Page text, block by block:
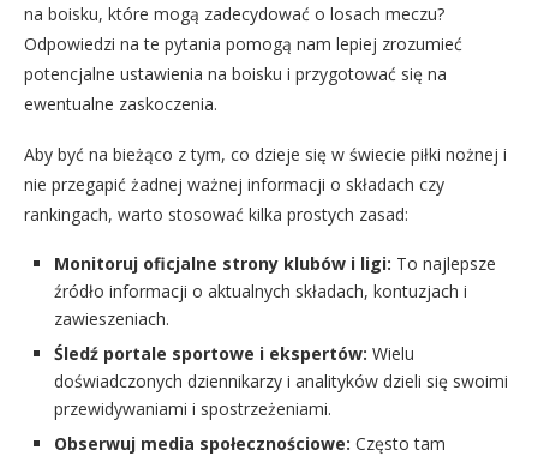
na boisku, które mogą zadecydować o losach meczu?
Odpowiedzi na te pytania pomogą nam lepiej zrozumieć
potencjalne ustawienia na boisku i przygotować się na
ewentualne zaskoczenia.
Aby być na bieżąco z tym, co dzieje się w świecie piłki nożnej i
nie przegapić żadnej ważnej informacji o składach czy
rankingach, warto stosować kilka prostych zasad:
Monitoruj oficjalne strony klubów i ligi: To najlepsze
źródło informacji o aktualnych składach, kontuzjach i
zawieszeniach.
Śledź portale sportowe i ekspertów: Wielu
doświadczonych dziennikarzy i analityków dzieli się swoimi
przewidywaniami i spostrzeżeniami.
Obserwuj media społecznościowe: Często tam